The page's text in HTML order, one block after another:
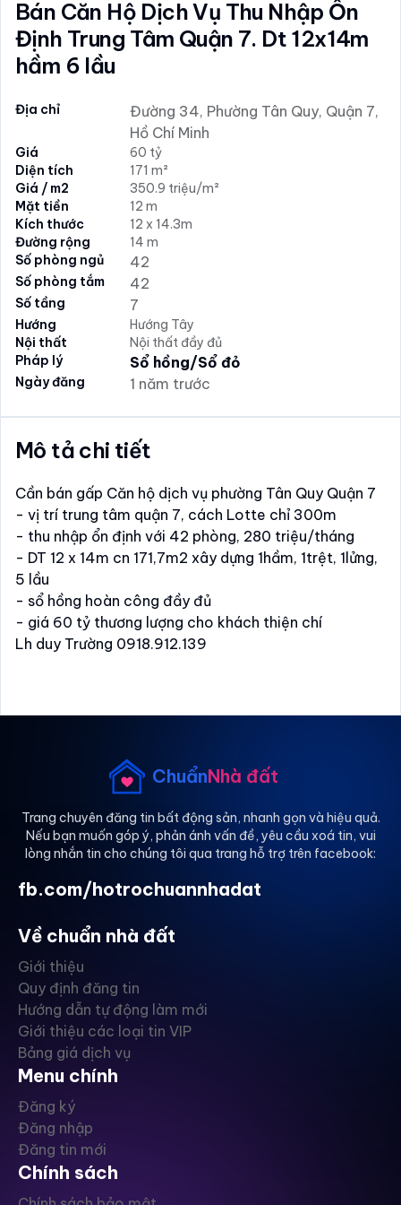
Bán Căn Hộ Dịch Vụ Thu Nhập Ổn
Định Trung Tâm Quận 7. Dt 12x14m
hầm 6 lầu
Địa chỉ
Đường 34, Phường Tân Quy, Quận 7,
Hồ Chí Minh
Giá
60 tỷ
Diện tích
171 m²
Giá / m2
350.9 triệu/m²
Mặt tiền
12 m
Kích thước
12 x 14.3m
Đường rộng
14 m
Số phòng ngủ
42
Số phòng tắm 42
Số tầng 7
Hướng
Hướng Tây
Nội thất
Nội thất đầy đủ
Pháp lý
Sổ hồng/Sổ đỏ
Ngày đăng 1 năm trước
Mô tả chi tiết
Cần bán gấp Căn hộ dịch vụ phường Tân Quy Quận 7
- vị trí trung tâm quận 7, cách Lotte chỉ 300m
- thu nhập ổn định với 42 phòng, 280 triệu/tháng
- DT 12 x 14m cn 171,7m2 xây dựng 1hầm, 1trệt, 1lửng,
5 lầu
- sổ hồng hoàn công đầy đủ
- giá 60 tỷ thương lượng cho khách thiện chí
Lh duy Trường 0918.912.139
ChuẩnNhà đất
Trang chuyên đăng tin bất động sản, nhanh gọn và hiệu quả.
Nếu bạn muốn góp ý, phản ánh vấn đề, yêu cầu xoá tin, vui
lòng nhắn tin cho chúng tôi qua trang hỗ trợ trên facebook:
fb.com/hotrochuannhadat
Về chuẩn nhà đất
Giới thiệu
Quy định đăng tin
Hướng dẫn tự động làm mới
Giới thiệu các loại tin VIP
Bảng giá dịch vụ
Menu chính
Đăng ký
Đăng nhập
Đăng tin mới
Chính sách